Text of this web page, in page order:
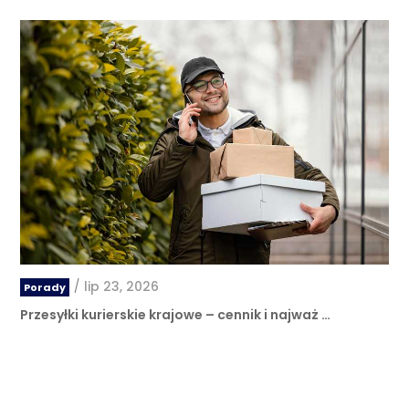
Porady / lip 23, 2026
Przesyłki kurierskie krajowe – cennik i najważ …